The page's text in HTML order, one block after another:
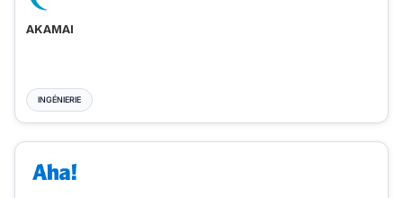
AKAMAI
INGÉNIERIE